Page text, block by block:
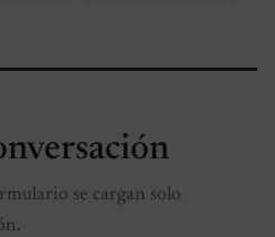
se cargan solo